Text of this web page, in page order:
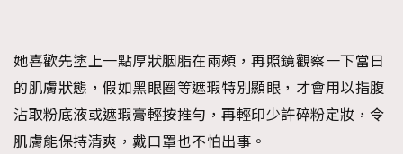
她喜歡先塗上一點厚狀胭脂在兩頰，再照鏡觀察一下當日
的肌膚狀態，假如黑眼圈等遮瑕特別顯眼，才會用以指腹
沾取粉底液或遮瑕膏輕按推勻，再輕印少許碎粉定妝，令
肌膚能保持清爽，戴口罩也不怕出事。